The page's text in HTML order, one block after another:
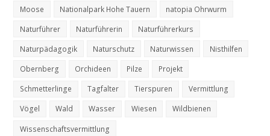
Moose
Nationalpark Hohe Tauern
natopia Ohrwurm
Naturführer
Naturführerin
Naturführerkurs
Naturpädagogik
Naturschutz Naturwissen
Nisthilfen
Obernberg
Orchideen Pilze
Projekt
Schmetterlinge
Tagfalter Tierspuren
Vermittlung
Vögel
Wald Wasser Wiesen
Wildbienen
Wissenschaftsvermittlung